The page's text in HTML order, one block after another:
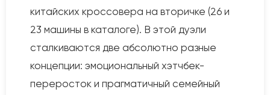
китайских кроссовера на вторичке (26 и
23 машины в каталоге). В этой дуэли
сталкиваются две абсолютно разные
концепции: эмоциональный хэтчбек-
переросток и прагматичный семейный